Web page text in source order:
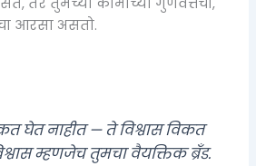
तर तुमच्या कामाच्या गुणवत्तेचा,
आरसा असतो.
घेत नाहीत — ते विश्वास विकत
म्हणजेच तुमचा वैयक्तिक ब्रँड.